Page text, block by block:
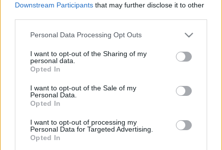
Downstream Participants that may further disclose it to other
Please note that this website/app uses one or more Google
not limited to your visit or usage behaviour. You may click to
grant or deny consent to Google and its third-party tags to
use your data for below specified purposes in below Google
consent section.
Personal Data Processing Opt Outs
I want to opt-out of the Sharing of my
personal data.
Opted In
I want to opt-out of the Sale of my
Personal Data.
Opted In
I want to opt-out of processing my
Personal Data for Targeted Advertising.
Opted In
mentősök, tűzoltók még az átlagosnál is többet tettek az
emberekért, ezért a szervezők úgy döntöttek, hogy
vetítésenként 5 autós helyet ingyen biztosítanak a
emailben lehet regisztrálni az
info@budapestrooftopcinema.hu címen.
A moziban a 19:30-as kapunyitást követően minden este 21
lehet kizárólag elővételesen online vásárolni – függetlenül
attól, hányan ülnek a kocsiban. A szervezők azokra is